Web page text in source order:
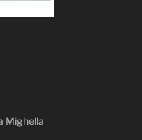
Mighella